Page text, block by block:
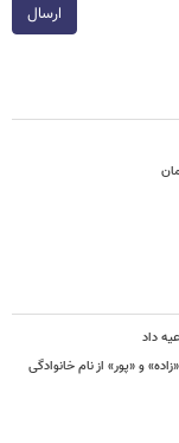
ارسال
داد
و «پور» از نام خانوادگی